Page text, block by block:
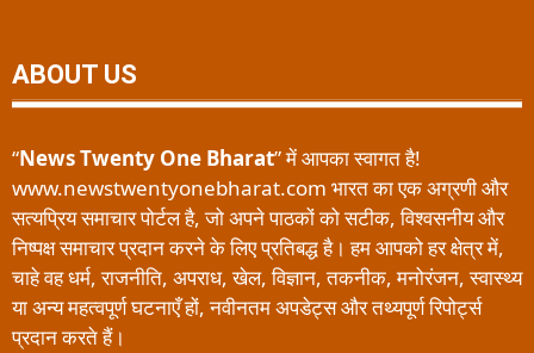
ABOUT US
“News Twenty One Bharat” में आपका स्वागत है!
www.newstwentyonebharat.com भारत का एक अग्रणी और
सत्यप्रिय समाचार पोर्टल है, जो अपने पाठकों को सटीक, विश्वसनीय और
निष्पक्ष समाचार प्रदान करने के लिए प्रतिबद्ध है। हम आपको हर क्षेत्र में,
चाहे वह धर्म, राजनीति, अपराध, खेल, विज्ञान, तकनीक, मनोरंजन, स्वास्थ्य
या अन्य महत्वपूर्ण घटनाएँ हों, नवीनतम अपडेट्स और तथ्यपूर्ण रिपोर्ट्स
प्रदान करते हैं।